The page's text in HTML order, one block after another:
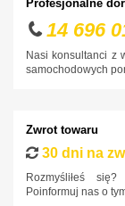
DS
Fiat
Profesjonalne
14 696
Nasi konsultanci z
samochodowych
Zwrot towaru
30 dni na
Rozmyśliłeś
Poinformuj nas o